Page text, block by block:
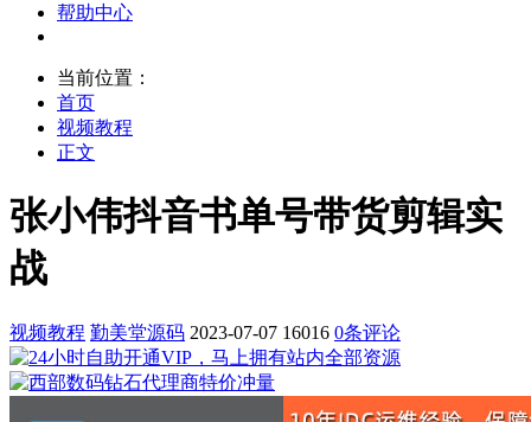
帮助中心
当前位置：
首页
视频教程
正文
张小伟抖音书单号带货剪辑实
战
视频教程 勤美堂源码 2023-07-07 16016 0条评论